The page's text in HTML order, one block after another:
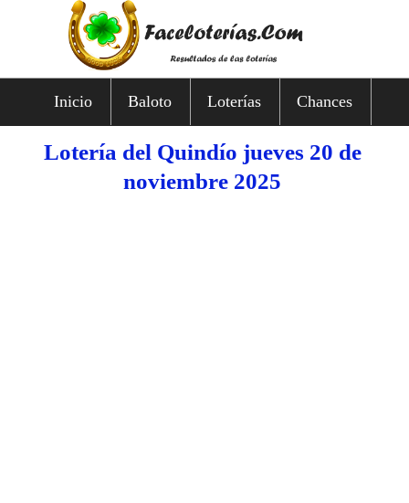
Inicio Baloto Loterías Chances
Lotería del Quindío jueves 20 de
noviembre 2025